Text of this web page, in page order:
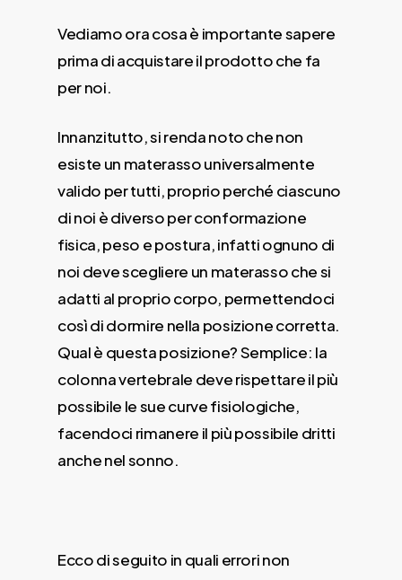
Vediamo ora cosa è importante sapere
prima di acquistare il prodotto che fa
per noi.
Innanzitutto, si renda noto che non
esiste un materasso universalmente
valido per tutti, proprio perché ciascuno
di noi è diverso per conformazione
fisica, peso e postura, infatti ognuno di
noi deve scegliere un materasso che si
adatti al proprio corpo, permettendoci
così di dormire nella posizione corretta.
Qual è questa posizione? Semplice: la
colonna vertebrale deve rispettare il più
possibile le sue curve fisiologiche,
facendoci rimanere il più possibile dritti
anche nel sonno.
Ecco di seguito in quali errori non